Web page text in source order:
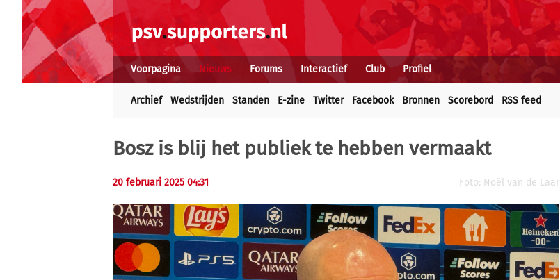
Voorpagina Nieuws Forums Interactief Club Profiel
Archief Wedstrijden Standen E-zine Twitter Facebook Bronnen Scorebord RSS feed
Bosz is blij het publiek te hebben vermaakt
20 februari 2025 04:31 Foto: Noël van de Laar